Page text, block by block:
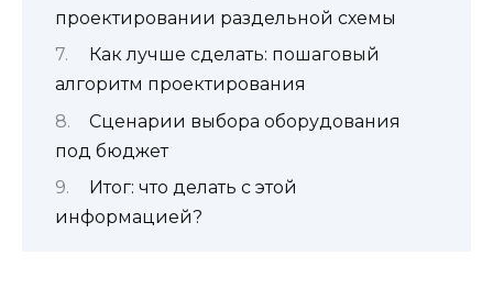
проектировании раздельной схемы
Как лучше сделать: пошаговый
алгоритм проектирования
Сценарии выбора оборудования
под бюджет
Итог: что делать с этой
информацией?